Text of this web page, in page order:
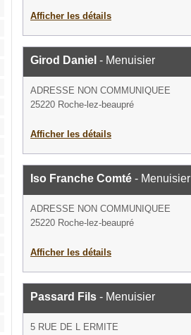
Afficher les détails
Girod Daniel - Menuisier
ADRESSE NON COMMUNIQUEE
25220 Roche-lez-beaupré
Afficher les détails
Iso Franche Comté - Menuisier
ADRESSE NON COMMUNIQUEE
25220 Roche-lez-beaupré
Afficher les détails
Passard Fils - Menuisier
5 RUE DE L ERMITE